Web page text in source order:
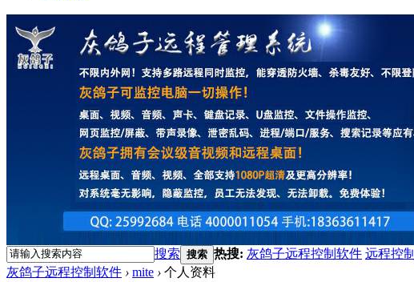
搜索 搜索 热搜: 灰鸽子远程控制软件 远程控制
灰鸽子远程控制软件 › mite › 个人资料